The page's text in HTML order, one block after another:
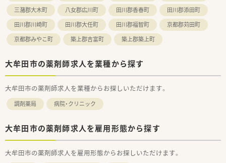
三潴郡大木町
八女郡広川町 田川郡香春町
田川郡添田町
田川郡川崎町
田川郡大任町 田川郡福智町
京都郡苅田町
京都郡みやこ町
築上郡吉富町 築上郡築上町
大牟田市の薬剤師求人を業種から探す
大牟田市の薬剤師求人を業種からお探しいただけます。
調剤薬局 病院・クリニック
大牟田市の薬剤師求人を雇用形態から探す
大牟田市の薬剤師求人を雇用形態からお探しいただけます。